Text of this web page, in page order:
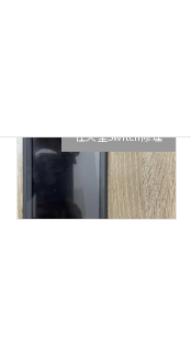
ス
ン
任天堂Switch修理